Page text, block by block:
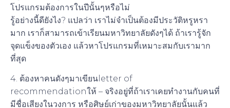
โปรแกรมต้องการในปีนั้นๆหรือไม่
รู้อย่างนี้ดียังไง? แปลว่า เราไม่จำเป็นต้องมีประวัติหรูหรา
มาก เราก็สามารถเข้าเรียนมหาวิทยาลัยดังๆได้ ถ้าเรารู้จัก
จุดแข็งของตัวเอง แล้วหาโปรแกรมที่เหมาะสมกับเรามาก
ที่สุด
4. ต้องหาคนดังๆมาเขียนletter of
recommendationให้ – จริงอยู่ที่ถ้าเราเคยทำงานกับคนที่
มีชื่อเสียงในวงการ หรือศิษย์เก่าของมหาวิทยาลัยนั้นแล้ว